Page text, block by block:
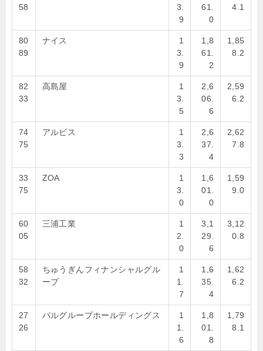
58
3.
9
61.
0
4.1
80
89
ナイス
1
3.
9
1,8
61.
2
1,85
8.2
82
33
高島屋
1
3.
5
2,6
06.
6
2,59
6.2
74
75
アルビス
1
3.
3
2,6
37.
4
2,62
7.8
33
75
ZOA
1
3.
0
1,6
01.
0
1,59
9.0
60
05
三浦工業
1
2.
0
3,1
29.
6
3,12
0.8
58
32
ちゅうぎんフィナンシャルグル
ープ
1
1.
7
1,6
35.
4
1,62
6.2
27
26
パルグループホールディングス
1
1.
6
1,8
01.
8
1,79
8.1